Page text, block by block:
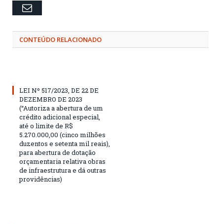
Email
CONTEÚDO RELACIONADO
LEI Nº 517/2023, DE 22 DE
DEZEMBRO DE 2023
(“Autoriza a abertura de um
crédito adicional especial,
até o limite de R$
5.270.000,00 (cinco milhões
duzentos e setenta mil reais),
para abertura de dotação
orçamentaria relativa obras
de infraestrutura e dá outras
providências)